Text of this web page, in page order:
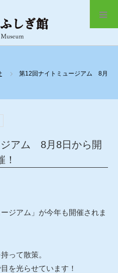
第12回ナイトミュージアム 8月
アム 8月8日から開
！
ジアム」が今年も開催されま
って散策。
を光らせています！